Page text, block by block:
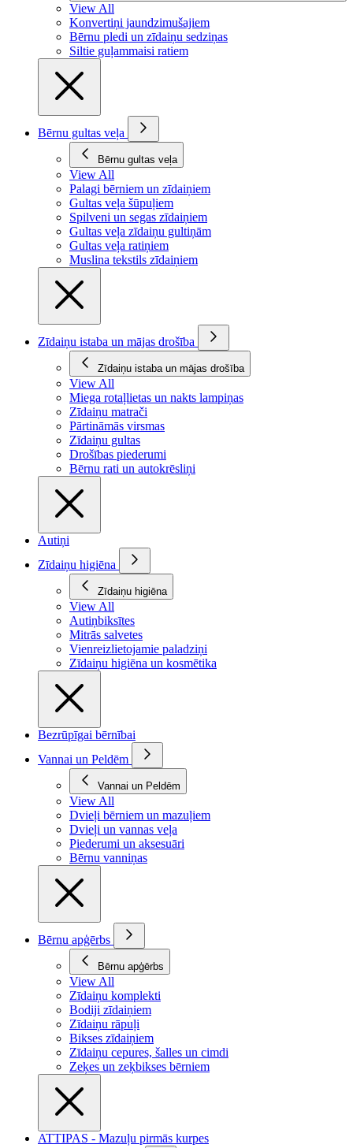
View All
Konvertiņi jaundzimušajiem
Bērnu pledi un zīdaiņu sedziņas
Siltie guļammaisi ratiem
Bērnu gultas veļa
Bērnu gultas veļa
View All
Palagi bērniem un zīdaiņiem
Gultas veļa šūpuļiem
Spilveni un segas zīdaiņiem
Gultas veļa zīdaiņu gultiņām
Gultas veļa ratiņiem
Muslina tekstils zīdaiņiem
Zīdaiņu istaba un mājas drošība
Zīdaiņu istaba un mājas drošība
View All
Miega rotaļlietas un nakts lampiņas
Zīdaiņu matrači
Pārtināmās virsmas
Zīdaiņu gultas
Drošības piederumi
Bērnu rati un autokrēsliņi
Autiņi
Zīdaiņu higiēna
Zīdaiņu higiēna
View All
Autiņbiksītes
Mitrās salvetes
Vienreizlietojamie paladziņi
Zīdaiņu higiēna un kosmētika
Bezrūpīgai bērnībai
Vannai un Peldēm
Vannai un Peldēm
View All
Dvieļi bērniem un mazuļiem
Dvieļi un vannas veļa
Piederumi un aksesuāri
Bērnu vanniņas
Bērnu apģērbs
Bērnu apģērbs
View All
Zīdaiņu komplekti
Bodiji zīdaiņiem
Zīdaiņu rāpuļi
Bikses zīdaiņiem
Zīdaiņu cepures, šalles un cimdi
Zeķes un zeķbikses bērniem
ATTIPAS - Mazuļu pirmās kurpes